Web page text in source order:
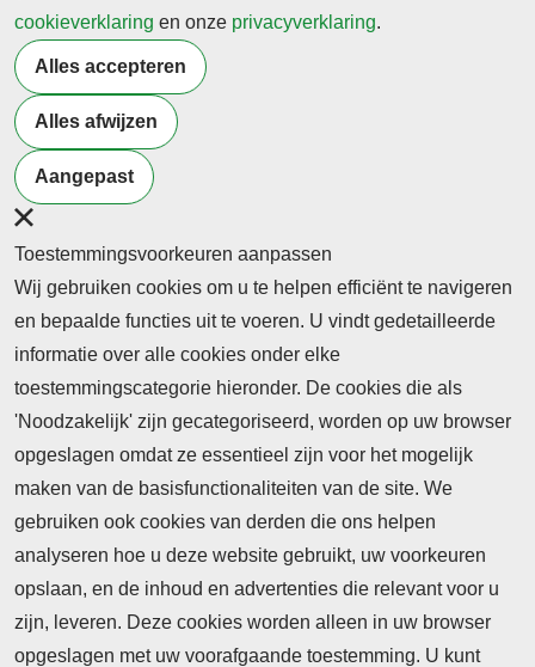
Terug naar nieuwsoverzicht
Meer artikelen van
Overheid
cookieverklaring en onze privacyverklaring.
Alles accepteren
Alles afwijzen
Aangepast
Toestemmingsvoorkeuren aanpassen
Wij gebruiken cookies om u te helpen efficiënt te navigeren
en bepaalde functies uit te voeren. U vindt gedetailleerde
informatie over alle cookies onder elke
toestemmingscategorie hieronder. De cookies die als
'Noodzakelijk' zijn gecategoriseerd, worden op uw browser
opgeslagen omdat ze essentieel zijn voor het mogelijk
maken van de basisfunctionaliteiten van de site. We
gebruiken ook cookies van derden die ons helpen
analyseren hoe u deze website gebruikt, uw voorkeuren
opslaan, en de inhoud en advertenties die relevant voor u
zijn, leveren. Deze cookies worden alleen in uw browser
opgeslagen met uw voorafgaande toestemming. U kunt
Nieuws